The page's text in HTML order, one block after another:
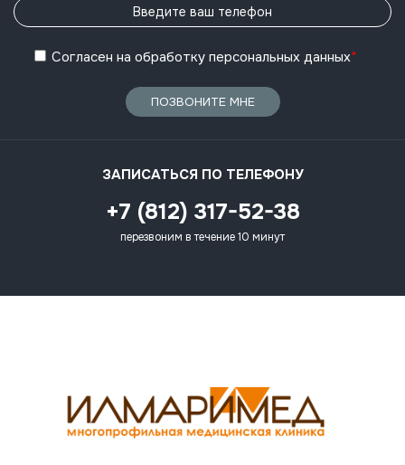
Согласен на обработку персональных данных*
ПОЗВОНИТЕ МНЕ
ЗАПИСАТЬСЯ ПО ТЕЛЕФОНУ
+7 (812) 317-52-38
перезвоним в течение 10 минут